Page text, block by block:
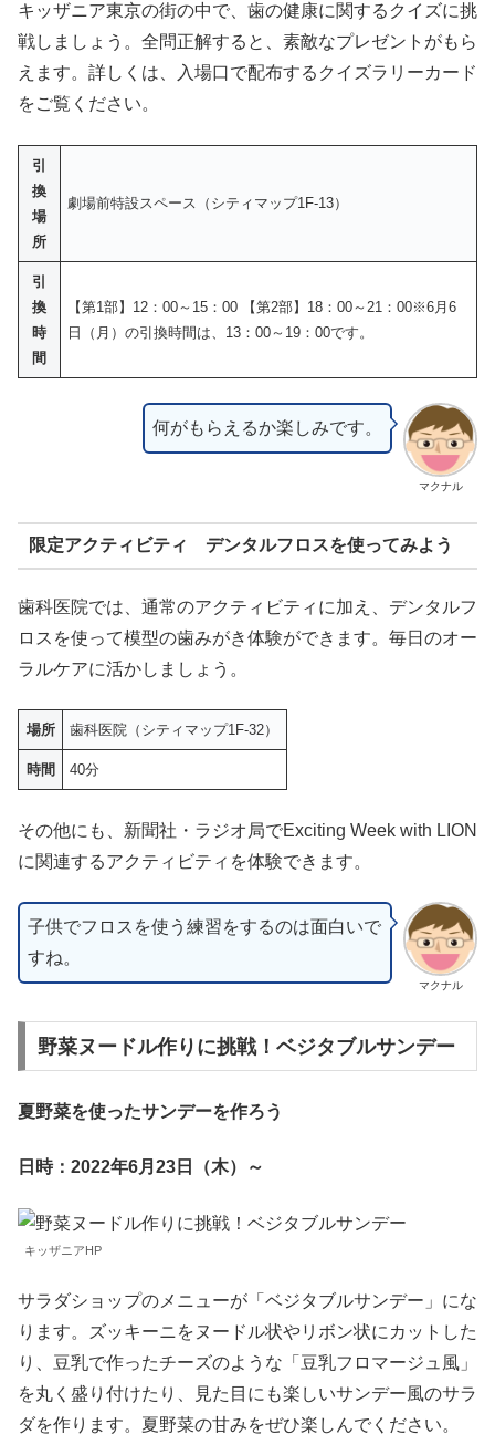
キッザニア東京の街の中で、歯の健康に関するクイズに挑
戦しましょう。全問正解すると、素敵なプレゼントがもら
えます。詳しくは、入場口で配布するクイズラリーカード
をご覧ください。
引
換
場
所
劇場前特設スペース（シティマップ1F-13）
引
換
時
間
【第1部】12：00～15：00 【第2部】18：00～21：00※6月6
日（月）の引換時間は、13：00～19：00です。
マクナル
何がもらえるか楽しみです。
限定アクティビティ デンタルフロスを使ってみよう
歯科医院では、通常のアクティビティに加え、デンタルフ
ロスを使って模型の歯みがき体験ができます。毎日のオー
ラルケアに活かしましょう。
場所 歯科医院（シティマップ1F-32）
時間 40分
その他にも、新聞社・ラジオ局でExciting Week with LION
に関連するアクティビティを体験できます。
マクナル
子供でフロスを使う練習をするのは面白いで
すね。
野菜ヌードル作りに挑戦！ベジタブルサンデー
夏野菜を使ったサンデーを作ろう
日時：2022年6月23日（木）～
キッザニアHP
サラダショップのメニューが「ベジタブルサンデー」にな
ります。ズッキーニをヌードル状やリボン状にカットした
り、豆乳で作ったチーズのような「豆乳フロマージュ風」
を丸く盛り付けたり、見た目にも楽しいサンデー風のサラ
ダを作ります。夏野菜の甘みをぜひ楽しんでください。